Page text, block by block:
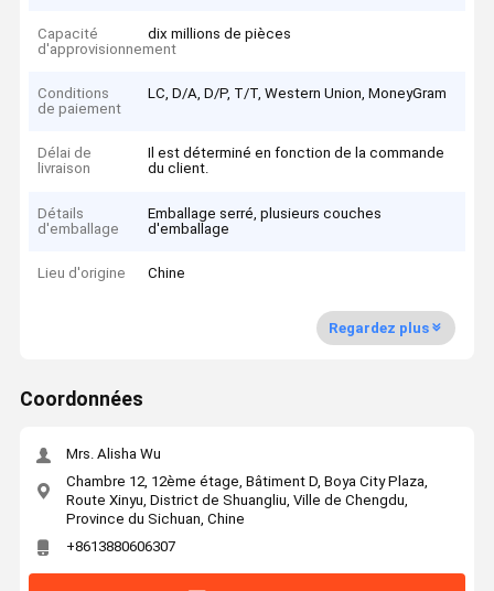
Capacité
d'approvisionnement
dix millions de pièces
Conditions
de paiement
LC, D/A, D/P, T/T, Western Union, MoneyGram
Délai de
livraison
Il est déterminé en fonction de la commande
du client.
Détails
d'emballage
Emballage serré, plusieurs couches
d'emballage
Lieu d'origine Chine
Regardez plus
Coordonnées
Mrs. Alisha Wu
Chambre 12, 12ème étage, Bâtiment D, Boya City Plaza,
Route Xinyu, District de Shuangliu, Ville de Chengdu,
Province du Sichuan, Chine
+8613880606307